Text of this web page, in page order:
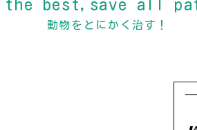
the best,save all
動物をとにかく治す！